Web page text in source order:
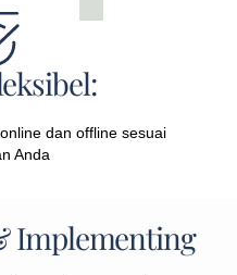
dan offline sesuai
Anda
Implementing